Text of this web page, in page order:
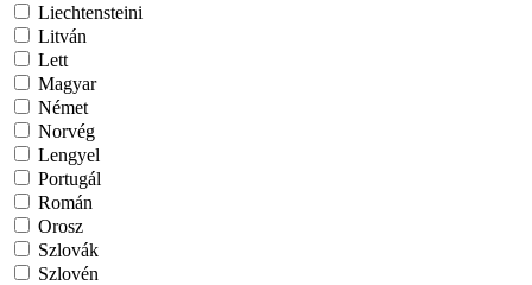
Liechtensteini
Litván
Lett
Magyar
Német
Norvég
Lengyel
Portugál
Román
Orosz
Szlovák
Szlovén